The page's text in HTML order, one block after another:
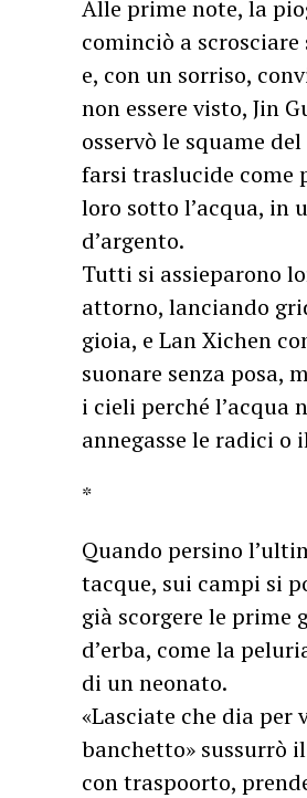
Alle prime note, la
cominciò a
e, con un sorriso,
non essere visto, Jin
osservò le squame
farsi traslucide come
loro sotto l’acqua, in
d’argento.
Tutti si assieparono
attorno, lanciando
gioia, e Lan Xichen
suonare senza posa,
i cieli perché l’acqua
annegasse le radici o
*
Quando persino
tacque, sui campi si
già scorgere le prime
d’erba, come la
di un neonato.
«Lasciate che dia per
banchetto» sussurrò
con traspoorto,